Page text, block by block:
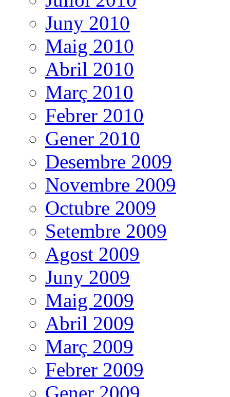
Juny 2010
Maig 2010
Abril 2010
Març 2010
Febrer 2010
Gener 2010
Desembre 2009
Novembre 2009
Octubre 2009
Setembre 2009
Agost 2009
Juny 2009
Maig 2009
Abril 2009
Març 2009
Febrer 2009
Gener 2009